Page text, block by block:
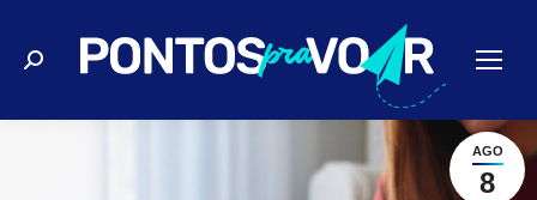
Buscar
AGO
8